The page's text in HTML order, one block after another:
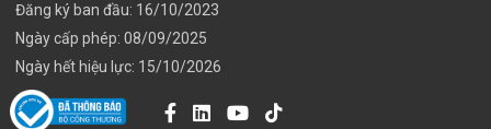
Đăng ký ban đầu: 16/10/2023
Ngày cấp phép: 08/09/2025
Ngày hết hiệu lực: 15/10/2026